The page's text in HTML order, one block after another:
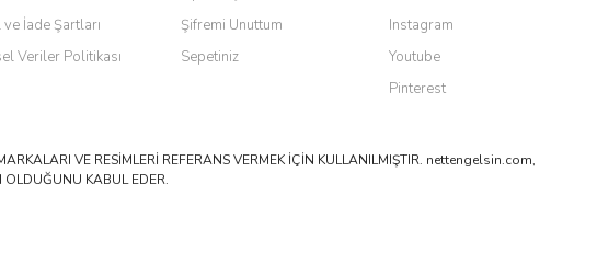
pahalı.
olmalı.
İade Şartları
Veriler Politikası
Şifremi Unuttum
Sepetiniz
Instagram
Youtube
Pinterest
VE RESİMLERİ REFERANS VERMEK İÇİN KULLANILMIŞTIR. nettengelsin.com,
KABUL EDER.